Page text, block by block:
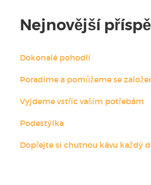
Nejnovější
Dokonalé pohodlí
Poradíme a pomůžeme se
Vyjdeme vstříc vašim potřebám
Podestýlka
Dopřejte si chutnou kávu každý